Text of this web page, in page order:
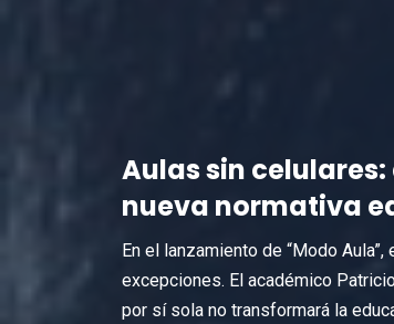
Aulas sin
nueva normativa
En el lanzamiento de “Modo
excepciones. El académico
por sí sola no transformará la